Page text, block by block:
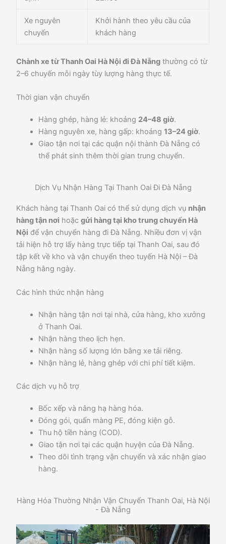
Xe nguyên
chuyến
Khởi hành theo yêu cầu của
khách hàng
Chành xe từ Thanh Oai Hà Nội đi Đà Nẵng thường có từ
2–6 chuyến mỗi ngày tùy lượng hàng thực tế.
Thời gian vận chuyển
Hàng ghép, hàng lẻ: khoảng 24–48 giờ.
Hàng nguyên xe, hàng gấp: khoảng13–24 giờ.
Giao tận nơi tại các quận nội thành Đà Nẵng có
thể phát sinh thêm thời gian trung chuyển.
Dịch Vụ Nhận Hàng Tại Thanh Oai Đi Đà Nẵng
Khách hàng tại Thanh Oai có thể sử dụng dịch vụ nhận
hàng tận nơi hoặcgửi hàng tại kho trung chuyển Hà
Nội để vận chuyển hàng đi Đà Nẵng. Nhiều đơn vị vận
tải hiện hỗ trợ lấy hàng trực tiếp tại Thanh Oai, sau đó
tập kết về kho và vận chuyển theo tuyến Hà Nội – Đà
Nẵng hằng ngày.
Các hình thức nhận hàng
Nhận hàng tận nơi tại nhà, cửa hàng, kho xưởng
ở Thanh Oai.
Nhận hàng theo lịch hẹn.
Nhận hàng số lượng lớn bằng xe tải riêng.
Nhận hàng lẻ, hàng ghép với chi phí tiết kiệm.
Các dịch vụ hỗ trợ
Bốc xếp và nâng hạ hàng hóa.
Đóng gói, quấn màng PE, đóng kiện gỗ.
Thu hộ tiền hàng (COD).
Giao tận nơi tại các quận huyện của Đà Nẵng.
Theo dõi tình trạng vận chuyển và xác nhận giao
hàng.
Hàng Hóa Thường Nhận Vận Chuyển Thanh Oai, Hà Nội
- Đà Nẵng